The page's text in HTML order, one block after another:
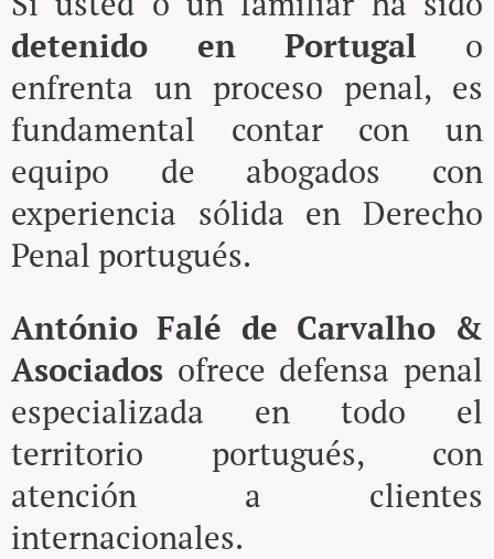
detenido en Portugal o
enfrenta un proceso penal, es
fundamental contar con un
equipo de abogados con
experiencia sólida en Derecho
Penal portugués.
António Falé de Carvalho &
Asociados ofrece defensa penal
especializada en todo el
territorio portugués, con
atención a clientes
internacionales.